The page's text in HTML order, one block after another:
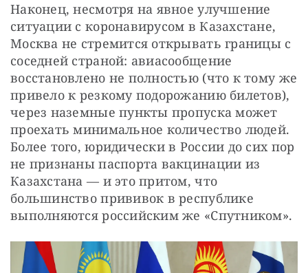
Наконец, несмотря на явное улучшение
ситуации с коронавирусом в Казахстане,
Москва не стремится открывать границы с
соседней страной: авиасообщение
восстановлено не полностью (что к тому же
привело к резкому подорожанию билетов),
через наземные пункты пропуска может
проехать минимальное количество людей.
Более того, юридически в России до сих пор
не признаны паспорта вакцинации из
Казахстана — и это притом, что
большинство прививок в республике
выполняются российским же «Спутником».